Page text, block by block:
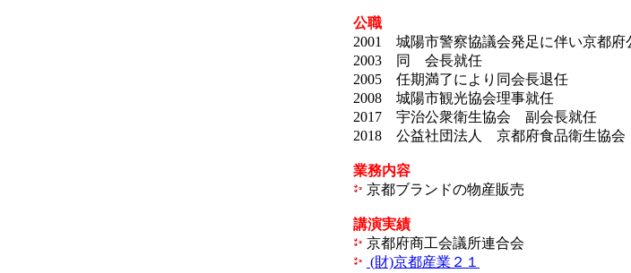
公職
2001 城陽市警察協議会発足に伴い京都府
2003 同 会長就任
2005 任期満了により同会長退任
2008 城陽市観光協会理事就任
2017 宇治公衆衛生協会 副会長就任
2018 公益社団法人 京都府食品衛生協
業務内容
京都ブランドの物産販売
講演実績
京都府商工会議所連合会
(財)京都産業２１